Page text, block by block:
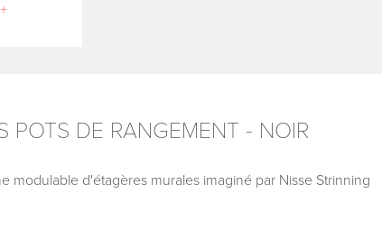
POTS DE RANGEMENT - NOIR
modulable d'étagères murales imaginé par Nisse Strinning